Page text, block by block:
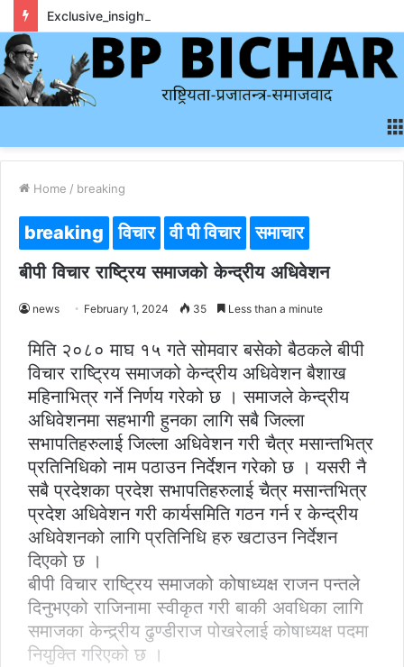
Home / breaking
breaking विचार वी पी विचार समाचार
बीपी विचार राष्ट्रिय समाजको केन्द्रीय अधिवेशन
news February 1, 2024 35 Less than a minute
मिति २०८० माघ १५ गते सोमवार बसेको बैठकले बीपी
विचार राष्ट्रिय समाजको केन्द्रीय अधिवेशन बैशाख
महिनाभित्र गर्ने निर्णय गरेको छ । समाजले केन्द्रीय
अधिवेशनमा सहभागी हुनका लागि सबै जिल्ला
सभापतिहरुलाई जिल्ला अधिवेशन गरी चैत्र मसान्तभित्र
प्रतिनिधिको नाम पठाउन निर्देशन गरेको छ । यसरी नै
सबै प्रदेशका प्रदेश सभापतिहरुलाई चैत्र मसान्तभित्र
प्रदेश अधिवेशन गरी कार्यसमिति गठन गर्न र केन्द्रीय
अधिवेशनको लागि प्रतिनिधि हरु खटाउन निर्देशन
दिएको छ ।
बीपी विचार राष्ट्रिय समाजको कोषाध्यक्ष राजन पन्तले
दिनुभएको राजिनामा स्वीकृत गरी बाकी अवधिका लागि
समाजका केन्द्र्रीय ढुण्डीराज पोखरेलाई कोषाध्यक्ष पदमा
नियुक्ति गरिएको छ ।